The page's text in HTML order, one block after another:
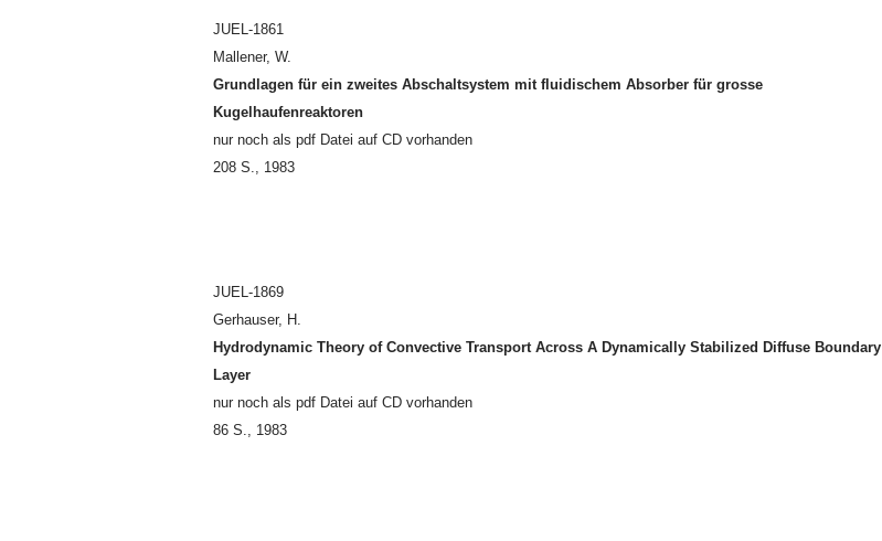
JUEL-1861
Mallener, W.
Grundlagen für ein zweites Abschaltsystem mit fluidischem Absorber für grosse
Kugelhaufenreaktoren
nur noch als pdf Datei auf CD vorhanden
208 S., 1983
JUEL-1869
Gerhauser, H.
Hydrodynamic Theory of Convective Transport Across A Dynamically Stabilized Diffuse Boundary
Layer
nur noch als pdf Datei auf CD vorhanden
86 S., 1983